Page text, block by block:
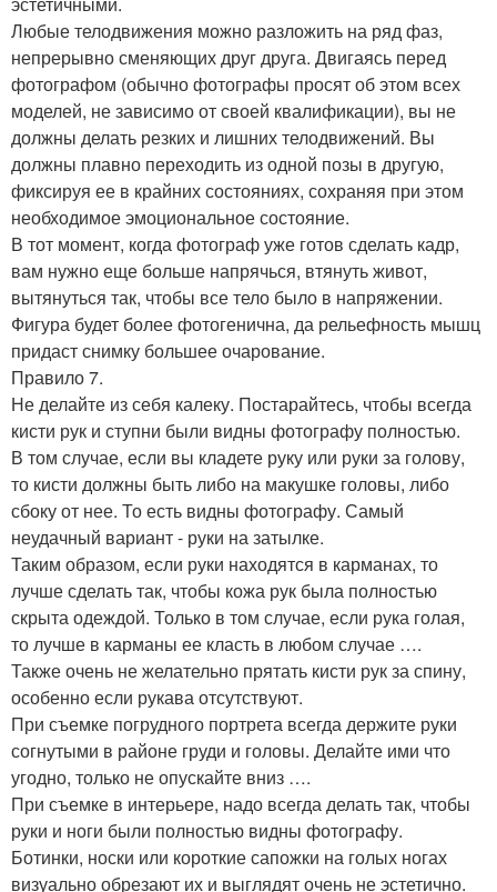
Любые телодвижения можно разложить на ряд фаз,
непрерывно сменяющих друг друга. Двигаясь перед
фотографом (обычно фотографы просят об этом всех
моделей, не зависимо от своей квалификации), вы не
должны делать резких и лишних телодвижений. Вы
должны плавно переходить из одной позы в другую,
фиксируя ее в крайних состояниях, сохраняя при этом
необходимое эмоциональное состояние.
В тот момент, когда фотограф уже готов сделать кадр,
вам нужно еще больше напрячься, втянуть живот,
вытянуться так, чтобы все тело было в напряжении.
Фигура будет более фотогенична, да рельефность мышц
придаст снимку большее очарование.
Правило 7.
Не делайте из себя калеку. Постарайтесь, чтобы всегда
кисти рук и ступни были видны фотографу полностью.
В том случае, если вы кладете руку или руки за голову,
то кисти должны быть либо на макушке головы, либо
сбоку от нее. То есть видны фотографу. Самый
неудачный вариант - руки на затылке.
Таким образом, если руки находятся в карманах, то
лучше сделать так, чтобы кожа рук была полностью
скрыта одеждой. Только в том случае, если рука голая,
то лучше в карманы ее класть в любом случае ….
Также очень не желательно прятать кисти рук за спину,
особенно если рукава отсутствуют.
При съемке погрудного портрета всегда держите руки
согнутыми в районе груди и головы. Делайте ими что
угодно, только не опускайте вниз ….
При съемке в интерьере, надо всегда делать так, чтобы
руки и ноги были полностью видны фотографу.
Ботинки, носки или короткие сапожки на голых ногах
визуально обрезают их и выглядят очень не эстетично.